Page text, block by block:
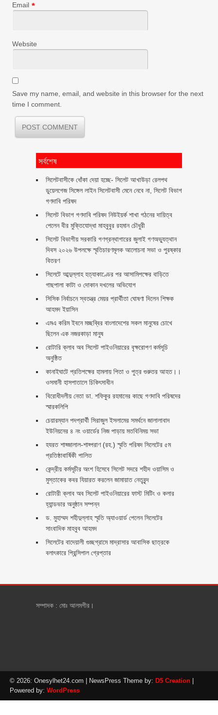
Email *
Website
Save my name, email, and website in this browser for the next
time I comment.
সর্বশেষ
‎সিলেটবাসীকে ধোঁকা দেয়া হচ্ছে- সিলেট আখাউড়া রেলপথ
ডুয়েলগেজ সিঙ্গেল লাইন সিলেটবাসী মেনে নেবে না, সিলেট বিভাগ
গণদাবি পরিষদ
সিলেট বিভাগ গণদাবি পরিষদ নিউইয়র্ক শাখা গঠনের দায়িত্ব
পেলেন বীর মুক্তিযোদ্ধা মাহবুবুর রহমান চৌধুরী ‎ ‎
সিলেট বিভাগীয় সরকারি গণগ্রন্থাগারের জুলাই গণঅভ্যুত্থান
দিবস ২০২৬ উপলক্ষে স্মৃতিচারণমূলক আলোচনা সভা ও পুরষ্কার
বিতরণ ‎ ‎
সিলেটে আব্দুল্লাহ হত্যাকাণ্ডের পর আসামিপক্ষের বাড়িতে
গাছপালা কাটা ও দোকান দখলের অভিযোগ
সিসিক নির্বাচনে স্বতন্ত্র মেয়র প্রার্থীতা ঘোষণা দিলেন শিক্ষক
আহমদ ইয়াসিন
এমএ করিম ইবনে মচ্ছব্বির বাংলাদেশের সকল মানুষের চোখে
ছিলেন এক নজরকাড়া মানুষ ‎
রোটারি ক্লাব অব সিলেট পাইওনিয়ারের বৃক্ষরোপণ কর্মসূচি
অনুষ্ঠিত
কানাইঘাটে প্রতিপক্ষের হামলায় পিতা ও পুত্র গুরুতর আহত।।
ওসমানী হাসপাতালে চিকিৎসাধীন
বিরোধীদলীয় নেতা ডা. শফিকুর রহমানের কাছে গণদাবি পরিষদের
স্মারকলিপি ‎
চেয়ারম্যান পদপ্রার্থী সিরাজুল ইসলামের সমর্থনে জালালাবাদ
ইউনিয়নের ৪ নং ওয়ার্ডের নিজ পাড়ায় মতবিনিময় সভা
হযরত শাহ্জালাল-শাহ্পরাণ (রহ.) স্মৃতি পরিষদ সিলেটের ৫ম
প্রতিষ্ঠাবার্ষিকী পালিত ‎​
কেন্দ্রীয় কর্মসূচীর অংশ হিসেবে সিলেট সদরে শহীদ ওয়াসিম ও
মুস্তাকের কবর যিয়ারত করলেন জামায়াত নেতৃবৃন্দ ‎
রোটারী ক্লাব অব সিলেট পাইওনিয়ারের ফাস্ট মিটিং ও কলার
হ্যান্ডভার অনুষ্ঠান সম্পন্ন
ড. মুহাম্মদ শহীদুল্লাহ স্মৃতি অ্যাওয়ার্ড পেলেন সিলেটের
সাংবাদিক মাহবুব আহমদ
সিলেটের বাদেয়ালী গুচ্ছগ্রামে মাদ্রাসার আবাসিক ছাত্রকে
বলাৎকারে প্রিন্সিপাল গ্রেপ্তার ‎
সম্পাদক : মোঃ আলমগীর।
© 2026: Onesylhet24.com | NewsPress Theme by: D5 Creation
Powered by: WordPress